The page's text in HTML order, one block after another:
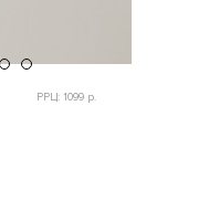
РРЦ: 1099 р.